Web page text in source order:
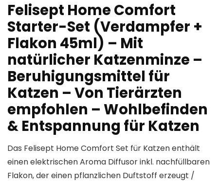
Felisept Home Comfort
Starter-Set (Verdampfer +
Flakon 45ml) – Mit
natürlicher Katzenminze –
Beruhigungsmittel für
Katzen – Von Tierärzten
empfohlen – Wohlbefinden
& Entspannung für Katzen
Das Felisept Home Comfort Set für Katzen enthält
einen elektrischen Aroma Diffusor inkl. nachfüllbaren
Flakon, der einen pflanzlichen Duftstoff erzeugt /